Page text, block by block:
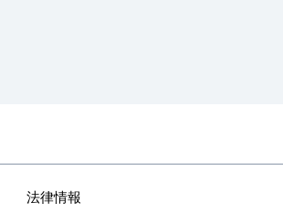
法律情報